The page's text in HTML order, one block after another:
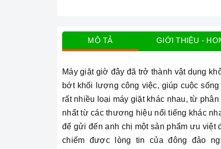
MÔ TẢ GIỚI THIỆU -
Máy giặt giờ đây đã trở thành vật dụng
bớt khối lượng công việc, giúp cuộc
rấtnhiều loại máy giặt khác nhau, từ
nhất từ các thương hiệu nổi tiếng khác
để gửi đến anh chị một sản phẩm ưu việt
chiếm được lòng tin của đông đảo